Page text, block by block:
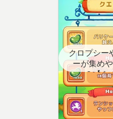
クロプシー
ーが集め
こ？【ク